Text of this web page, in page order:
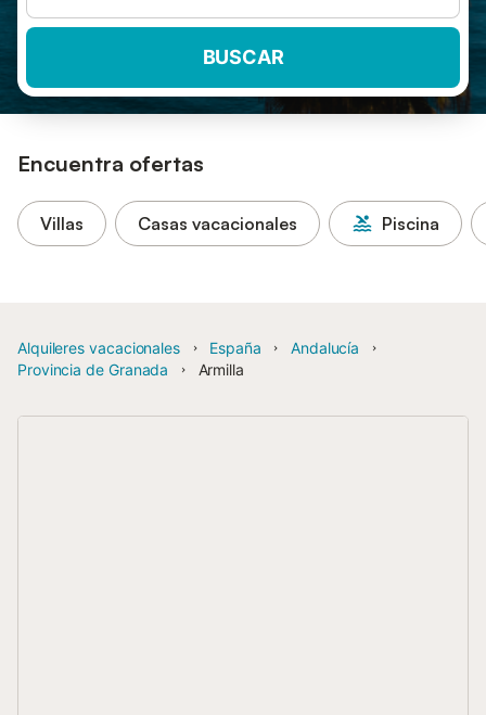
BUSCAR
Encuentra ofertas
Villas Casas vacacionales Piscina
Alquileres vacacionales España
Andalucía
Provincia de Granada
Armilla